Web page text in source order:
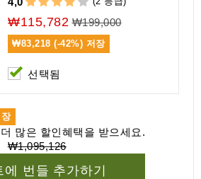
₩115,782 ₩199,000
₩83,218 (-42%) 저장
선택됨
많은 할인혜택을 받으세요.
₩1,095,126
에 번들 추가하기